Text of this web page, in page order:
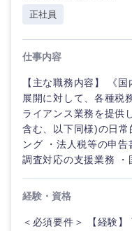
正社員
仕事内容
【主な職務内容】 《
展開に対して、各種税
ライアンス業務を提供
含む、以下同様)の日常
ング ・法人税等の申
調査対応の支援業務 ・
経験・資格
＜必須要件＞ 【経験